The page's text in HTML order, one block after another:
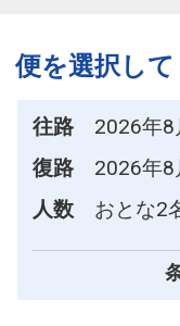
便を選択し
往路
2026年
復路
2026年
人数
おとな2